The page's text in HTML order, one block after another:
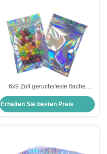
6x9 Zoll geruchsfeste flache
wieder verschließbare Folie
Holographische Mylar
Reißverschlussbeutel für Party
Erhalten Sie besten Preis